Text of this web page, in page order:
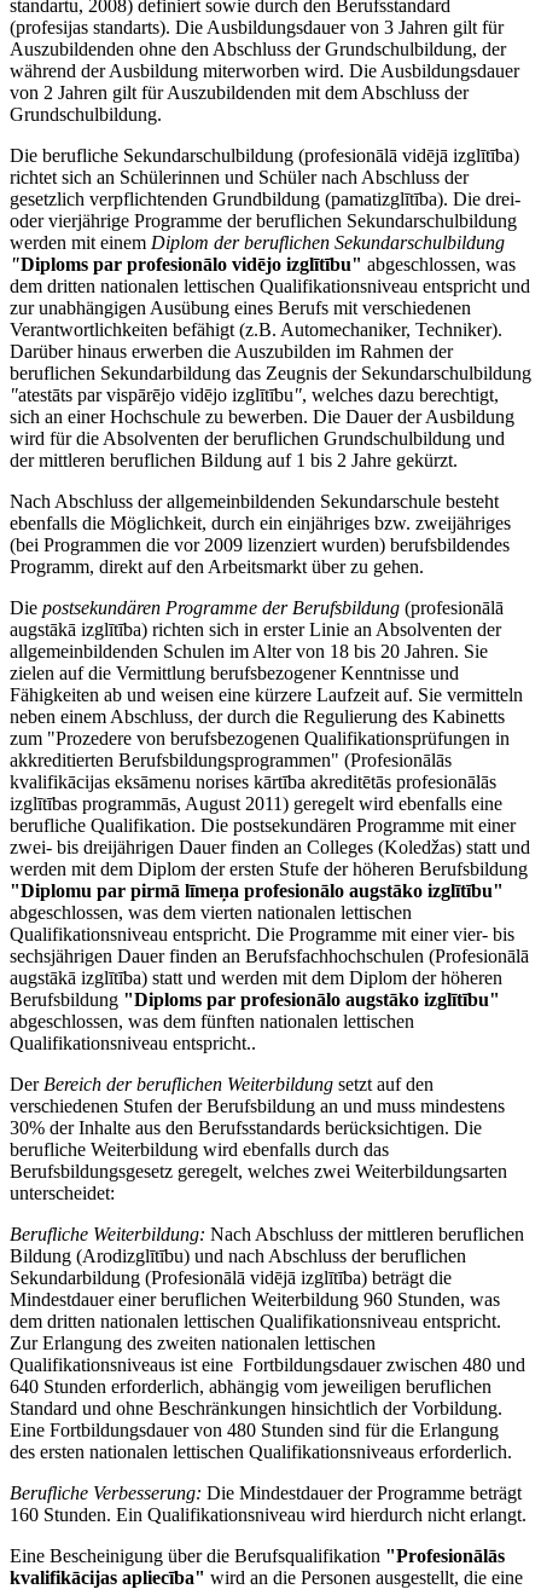
standartu, 2008) definiert sowie durch den Berufsstandard
(profesijas standarts). Die Ausbildungsdauer von 3 Jahren gilt für
Auszubildenden ohne den Abschluss der Grundschulbildung, der
während der Ausbildung miterworben wird. Die Ausbildungsdauer
von 2 Jahren gilt für Auszubildenden mit dem Abschluss der
Grundschulbildung.
Die berufliche Sekundarschulbildung (profesionālā vidējā izglītība)
richtet sich an Schülerinnen und Schüler nach Abschluss der
gesetzlich verpflichtenden Grundbildung (pamatizglītība). Die drei-
oder vierjährige Programme der beruflichen Sekundarschulbildung
werden mit einem Diplom der beruflichen Sekundarschulbildung
"Diploms par profesionālo vidējo izglītību" abgeschlossen, was
dem dritten nationalen lettischen Qualifikationsniveau entspricht und
zur unabhängigen Ausübung eines Berufs mit verschiedenen
Verantwortlichkeiten befähigt (z.B. Automechaniker, Techniker).
Darüber hinaus erwerben die Auszubilden im Rahmen der
beruflichen Sekundarbildung das Zeugnis der Sekundarschulbildung
"atestāts par vispārējo vidējo izglītību", welches dazu berechtigt,
sich an einer Hochschule zu bewerben. Die Dauer der Ausbildung
wird für die Absolventen der beruflichen Grundschulbildung und
der mittleren beruflichen Bildung auf 1 bis 2 Jahre gekürzt.
Nach Abschluss der allgemeinbildenden Sekundarschule besteht
ebenfalls die Möglichkeit, durch ein einjähriges bzw. zweijähriges
(bei Programmen die vor 2009 lizenziert wurden) berufsbildendes
Programm, direkt auf den Arbeitsmarkt über zu gehen.
Die postsekundären Programme der Berufsbildung (profesionālā
augstākā izglītība) richten sich in erster Linie an Absolventen der
allgemeinbildenden Schulen im Alter von 18 bis 20 Jahren. Sie
zielen auf die Vermittlung berufsbezogener Kenntnisse und
Fähigkeiten ab und weisen eine kürzere Laufzeit auf. Sie vermitteln
neben einem Abschluss, der durch die Regulierung des Kabinetts
zum "Prozedere von berufsbezogenen Qualifikationsprüfungen in
akkreditierten Berufsbildungsprogrammen" (Profesionālās
kvalifikācijas eksāmenu norises kārtība akreditētās profesionālās
izglītības programmās, August 2011) geregelt wird ebenfalls eine
berufliche Qualifikation. Die postsekundären Programme mit einer
zwei- bis dreijährigen Dauer finden an Colleges (Koledžas) statt und
werden mit dem Diplom der ersten Stufe der höheren Berufsbildung
"Diplomu par pirmā līmeņa profesionālo augstāko izglītību"
abgeschlossen, was dem vierten nationalen lettischen
Qualifikationsniveau entspricht. Die Programme mit einer vier- bis
sechsjährigen Dauer finden an Berufsfachhochschulen (Profesionālā
augstākā izglītība) statt und werden mit dem Diplom der höheren
Berufsbildung "Diploms par profesionālo augstāko izglītību"
abgeschlossen, was dem fünften nationalen lettischen
Qualifikationsniveau entspricht..
DerBereich der beruflichen Weiterbildung setzt auf den
verschiedenen Stufen der Berufsbildung an und muss mindestens
30% der Inhalte aus den Berufsstandards berücksichtigen. Die
berufliche Weiterbildung wird ebenfalls durch das
Berufsbildungsgesetz geregelt, welches zwei Weiterbildungsarten
unterscheidet:
Berufliche Weiterbildung: Nach Abschluss der mittleren beruflichen
Bildung (Arodizglītību) und nach Abschluss der beruflichen
Sekundarbildung (Profesionālā vidējā izglītība) beträgt die
Mindestdauer einer beruflichen Weiterbildung 960 Stunden, was
dem dritten nationalen lettischen Qualifikationsniveau entspricht.
Zur Erlangung des zweiten nationalen lettischen
Qualifikationsniveaus ist eine Fortbildungsdauer zwischen 480 und
640 Stunden erforderlich, abhängig vom jeweiligen beruflichen
Standard und ohne Beschränkungen hinsichtlich der Vorbildung.
Eine Fortbildungsdauer von 480 Stunden sind für die Erlangung
des ersten nationalen lettischen Qualifikationsniveaus erforderlich.
Berufliche Verbesserung: Die Mindestdauer der Programme beträgt
160 Stunden. Ein Qualifikationsniveau wird hierdurch nicht erlangt.
Eine Bescheinigung über die Berufsqualifikation "Profesionālās
kvalifikācijas apliecība" wird an die Personen ausgestellt, die eine